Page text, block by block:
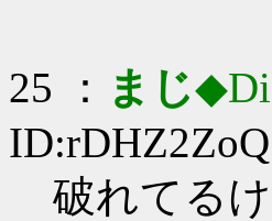
25 ： まじ
ID:rDHZ2ZoQ
破れてる